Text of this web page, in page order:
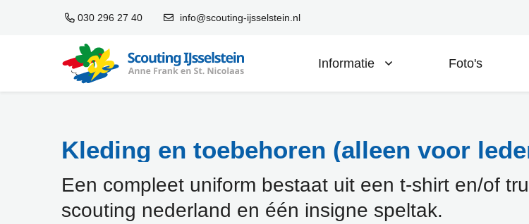
030 296 27 40 info@scouting-ijsselstein.nl
Informatie Foto's
Kleding en toebehoren (alleen voor
Een compleet uniform bestaat uit een t-shirt en/of
scouting nederland en één insigne speltak.